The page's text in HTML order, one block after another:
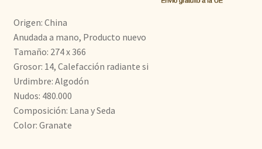
era:
4.300,00€.
Origen: China
Anudada a mano, Producto nuevo
Tamaño: 274 x 366
Grosor: 14, Calefacción radiante si
Urdimbre: Algodón
Nudos: 480.000
Composición: Lana y Seda
Color: Granate